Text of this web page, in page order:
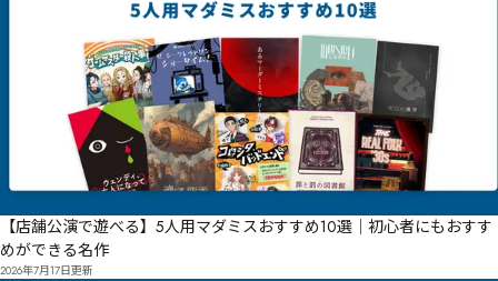
【店舗公演で遊べる】5人用マダミスおすすめ10選｜初心者にもおすす
めができる名作
2026年7月17日更新